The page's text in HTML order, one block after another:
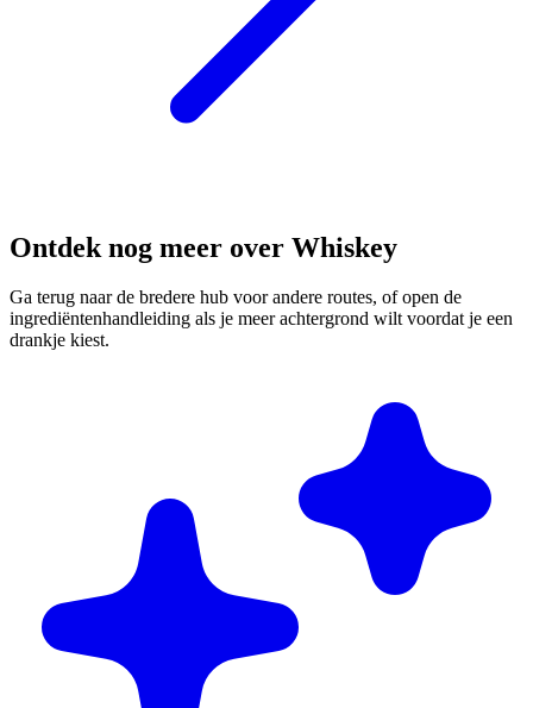
Ontdek nog meer over Whiskey
Ga terug naar de bredere hub voor andere routes, of open de
ingrediëntenhandleiding als je meer achtergrond wilt voordat je een
drankje kiest.